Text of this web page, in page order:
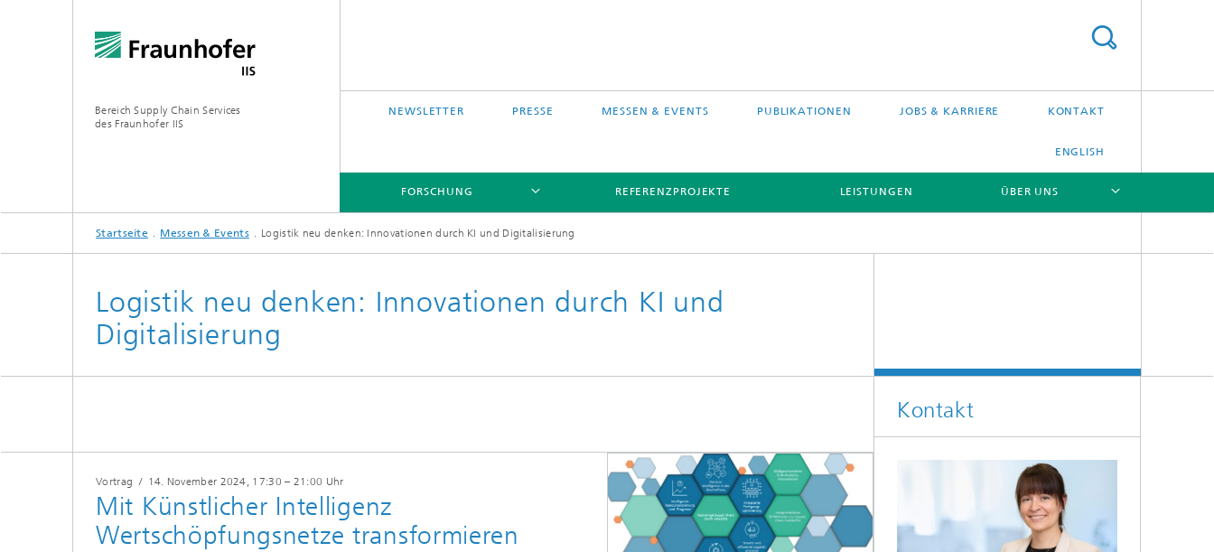
Bereich Supply Chain Services
des Fraunhofer IIS
NEWSLETTER PRESSE MESSEN & EVENTS PUBLIKATIONEN JOBS & KARRIERE KONTAKT
ENGLISH
FORSCHUNG
FORSCHUNG
REFERENZPROJEKTE LEISTUNGEN ÜBER UNS
ÜBER UNS
Startseite Messen & Events Logistik neu denken: Innovationen durch KI und Digitalisierung
Logistik neu denken: Innovationen durch KI und
Digitalisierung
Vortrag / 14. November 2024, 17:30 – 21:00 Uhr
Mit Künstlicher Intelligenz
Wertschöpfungsnetze transformieren
Kontakt